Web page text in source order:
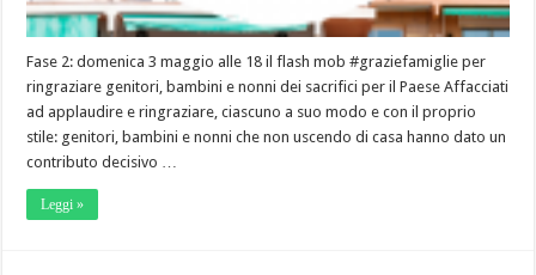
Fase 2: domenica 3 maggio alle 18 il flash mob #graziefamiglie per
ringraziare genitori, bambini e nonni dei sacrifici per il Paese Affacciati
ad applaudire e ringraziare, ciascuno a suo modo e con il proprio
stile: genitori, bambini e nonni che non uscendo di casa hanno dato un
contributo decisivo …
Leggi »